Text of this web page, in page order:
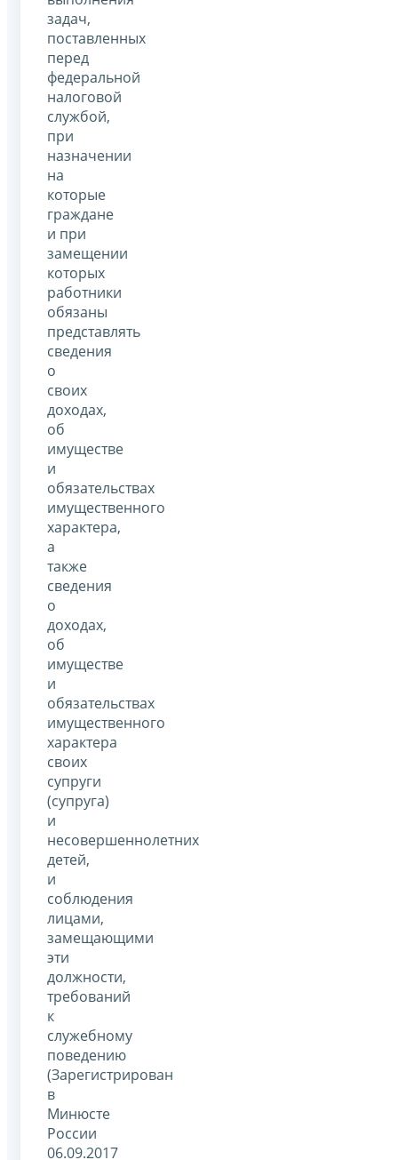
задач,
поставленных
перед
федеральной
налоговой
службой,
при
назначении
на
которые
граждане
и при
замещении
которых
работники
обязаны
представлять
сведения
о
своих
доходах,
об
имуществе
и
обязательствах
имущественного
характера,
а
также
сведения
о
доходах,
об
имуществе
и
обязательствах
имущественного
характера
своих
супруги
(супруга)
и
несовершеннолетних
детей,
и
соблюдения
лицами,
замещающими
эти
должности,
требований
к
служебному
поведению
(Зарегистрирован
в
Минюсте
России
06.09.2017